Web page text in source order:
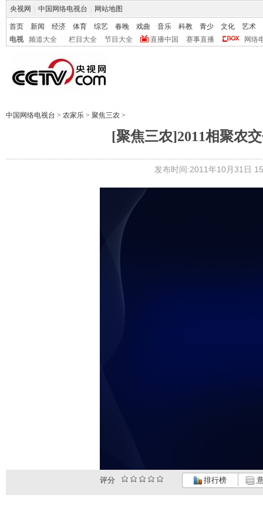
央视网 中国网络电视台 网站地图
首页 新闻 经济 体育 综艺 春晚 戏曲 音乐 科教 青少 文化
艺术
电视
频道大全 栏目大全 节目大全 直播中国 赛事直播 网络
中国网络电视台 > 农家乐 > 聚焦三农 >
[聚焦三农]2011相聚农
发布时间:2011年10月31日
评分 排行榜